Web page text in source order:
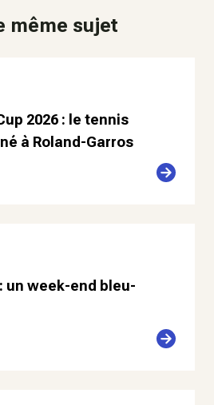
même sujet
2026 : le tennis
à Roland-Garros
un week-end bleu-